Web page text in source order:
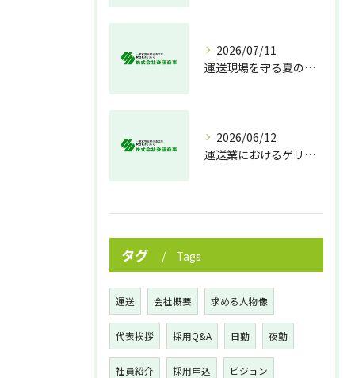
2026/07/11
運送現場を守る夏の熱中症対策
2026/06/12
運送業におけるゲリラ豪雨対策の実践法
タグ Tags
運送 会社概要 求める人物像
代表挨拶 採用Q&A 日勤 夜勤
社員紹介 採用申込 ビジョン